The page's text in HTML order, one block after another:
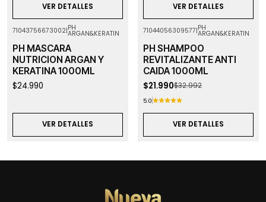
VER DETALLES VER DETALLES
Agotado
71043756673002|PH
ARGAN&KERATIN
PH MASCARA
NUTRICION ARGAN Y
KERATINA 1000ML
$24.990
VER DETALLES
-33%OFF
Agotado
71044056309577|PH
ARGAN&KERATIN
PH SHAMPOO
REVITALIZANTE ANTI
CAIDA 1000ML
$21.990$32.992
5.0
VER DETALLES